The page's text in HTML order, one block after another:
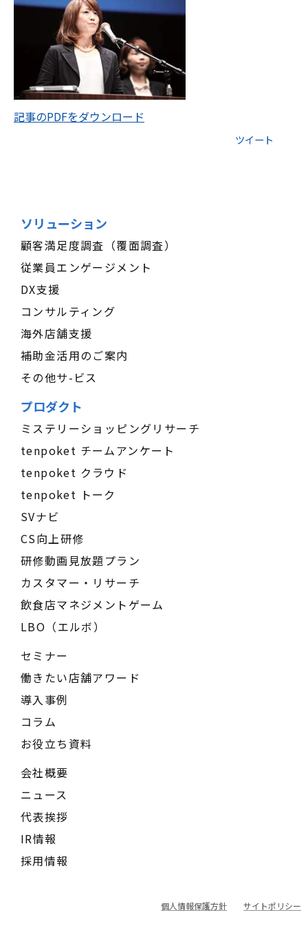
記事のPDFをダウンロード
ツイート
ソリューション
顧客満足度調査（覆面調査）
従業員エンゲージメント
DX支援
コンサルティング
海外店舗支援
補助金活用のご案内
その他サ-ビス
プロダクト
ミステリーショッピングリサーチ
tenpoket チームアンケート
tenpoket クラウド
tenpoket トーク
SVナビ
CS向上研修
研修動画見放題プラン
カスタマー・リサーチ
飲食店マネジメントゲーム
LBO（エルボ）
セミナー
働きたい店舗アワード
導入事例
コラム
お役立ち資料
会社概要
ニュース
代表挨拶
IR情報
採用情報
個人情報保護方針 サイトポリシー